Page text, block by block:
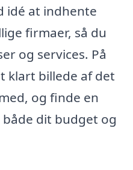
idé at indhente
firmaer, så du
og services. På
klart billede af det
og finde en
dit budget og